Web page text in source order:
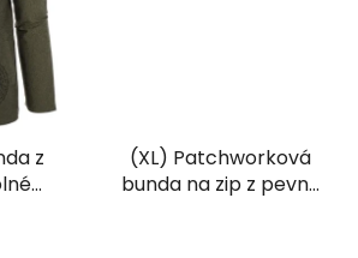
z
(XL) Patchworková
bunda na zip z pevné